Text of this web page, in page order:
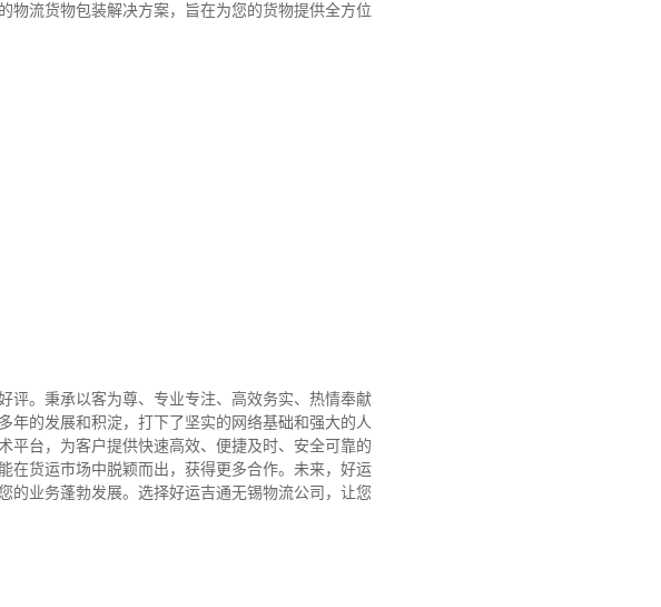
物流货物包装解决方案，旨在为您的货物提供全方位
评。 秉承以客为尊、专业专注、高效务实、热情奉献
年的发展和积淀，打下了坚实的网络基础和强大的人
平台，为客户提供快速高效、便捷及时、安全可靠的
货运市场中脱颖而出，获得更多合作。 未来，好运
的业务蓬勃发展。选择好运吉通无锡物流公司，让您